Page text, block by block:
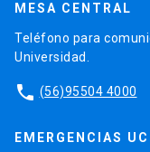
MESA CENTRAL
Teléfono para
Universidad.
phone (56)95504 4000
EMERGENCIAS UC